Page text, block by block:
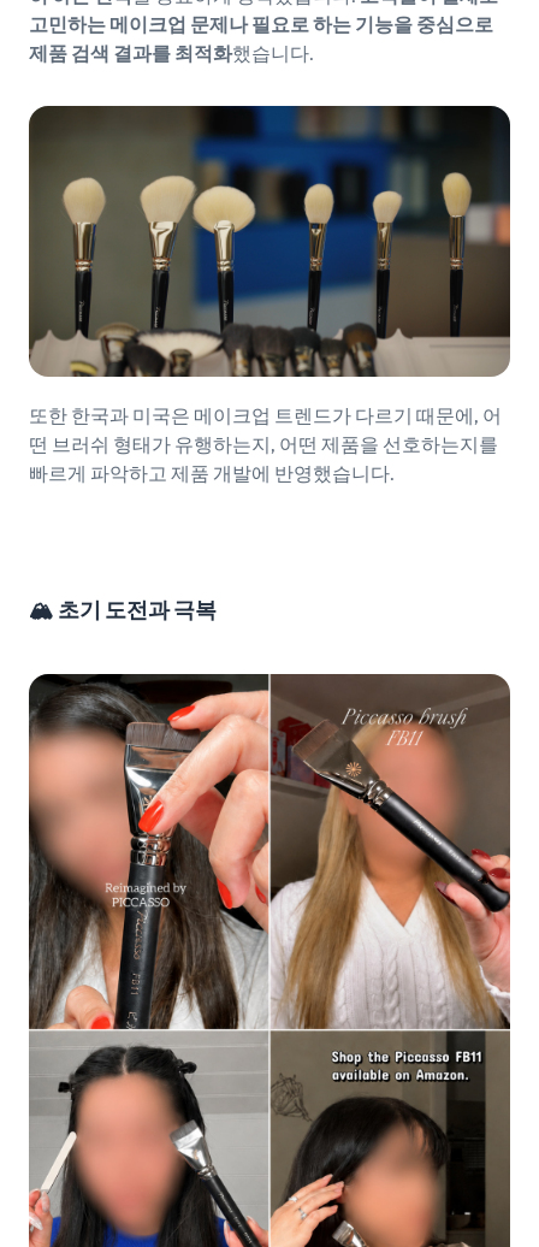
고민하는 메이크업 문제나 필요로 하는 기능을 중심으로
제품 검색 결과를 최적화했습니다.
또한 한국과 미국은 메이크업 트렌드가 다르기 때문에, 어
떤 브러쉬 형태가 유행하는지, 어떤 제품을 선호하는지를
빠르게 파악하고 제품 개발에 반영했습니다.
🏔️ 초기 도전과 극복